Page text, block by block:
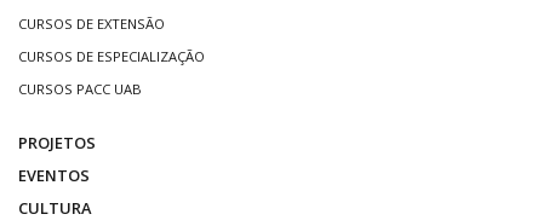
CURSOS DE EXTENSÃO
CURSOS DE ESPECIALIZAÇÃO
CURSOS PACC UAB
PROJETOS
EVENTOS
CULTURA